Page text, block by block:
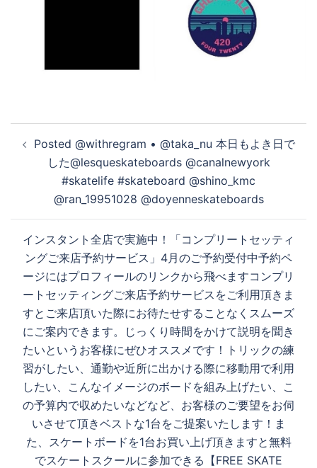
稿
シ
ョ
ン
Posted @withregram • @taka_nu 本日もよき日で
した@lesqueskateboards @canalnewyork
#skatelife #skateboard @shino_kmc
@ran_19951028 @doyenneskateboards
インスタント全店で実施中！「コンプリートセッティ
ングご来店予約サービス」4月のご予約受付中予約ペ
ージにはプロフィールのリンクから飛べますコンプリ
ートセッティングご来店予約サービスをご利用頂きま
すとご来店頂いた際にお待たせすることなくスムーズ
にご案内できます。じっくり時間をかけて説明を聞き
たいというお客様にぜひオススメです！トリックの練
習がしたい、通勤や近所に出かける際に移動用で利用
したい、こんなイメージのボードを組み上げたい、こ
の予算内で収めたいなどなど、お客様のご要望をお伺
いさせて頂きベストな1台をご提案いたします！ま
た、スケートボードを1台お買い上げ頂きますと無料
でスケートスクールに参加できる【FREE SKATE